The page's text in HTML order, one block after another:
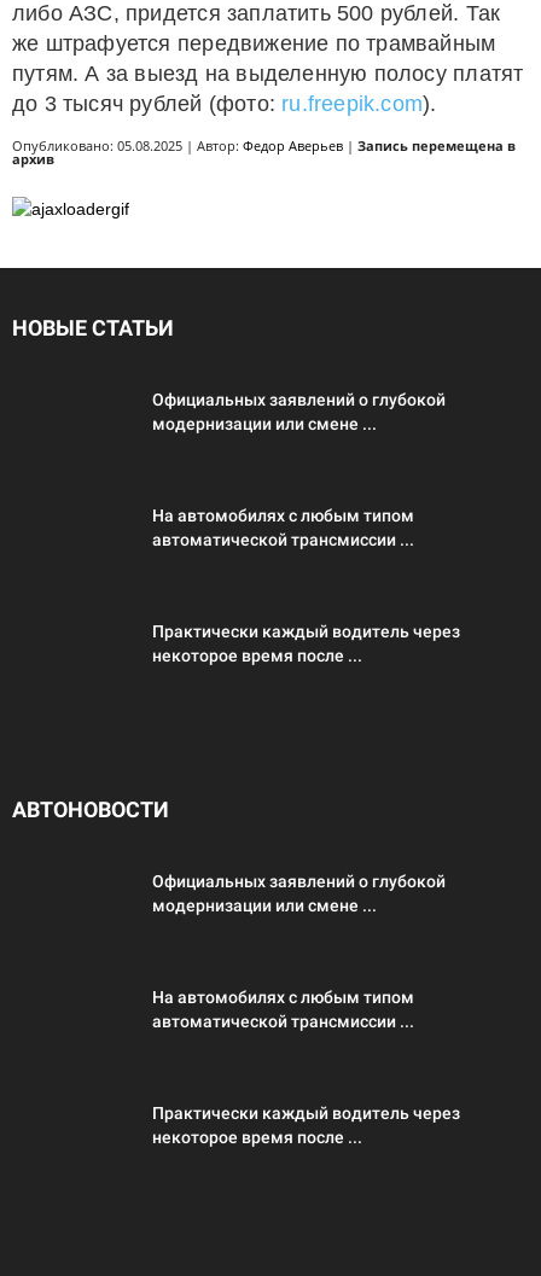
либо АЗС, придется заплатить 500 рублей. Так
же штрафуется передвижение по трамвайным
путям. А за выезд на выделенную полосу платят
до 3 тысяч рублей (фото: ru.freepik.com).
Опубликовано: 05.08.2025 | Автор: Федор Аверьев | Запись перемещена в
архив
НОВЫЕ СТАТЬИ
Официальных заявлений о глубокой
модернизации или смене ...
На автомобилях с любым типом
автоматической трансмиссии ...
Практически каждый водитель через
некоторое время после ...
АВТОНОВОСТИ
Официальных заявлений о глубокой
модернизации или смене ...
На автомобилях с любым типом
автоматической трансмиссии ...
Практически каждый водитель через
некоторое время после ...